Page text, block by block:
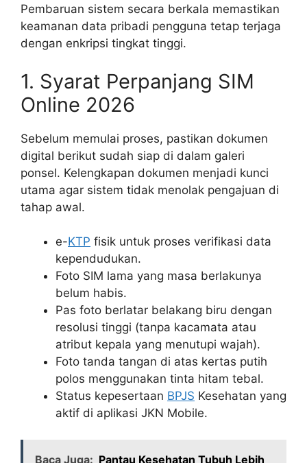
Pembaruan sistem secara berkala memastikan
keamanan data pribadi pengguna tetap terjaga
dengan enkripsi tingkat tinggi.
1. Syarat Perpanjang SIM
Online 2026
Sebelum memulai proses, pastikan dokumen
digital berikut sudah siap di dalam galeri
ponsel. Kelengkapan dokumen menjadi kunci
utama agar sistem tidak menolak pengajuan di
tahap awal.
e-KTP fisik untuk proses verifikasi data
kependudukan.
Foto SIM lama yang masa berlakunya
belum habis.
Pas foto berlatar belakang biru dengan
resolusi tinggi (tanpa kacamata atau
atribut kepala yang menutupi wajah).
Foto tanda tangan di atas kertas putih
polos menggunakan tinta hitam tebal.
Status kepesertaan BPJS Kesehatan yang
aktif di aplikasi JKN Mobile.
Baca Juga: Pantau Kesehatan Tubuh Lebih